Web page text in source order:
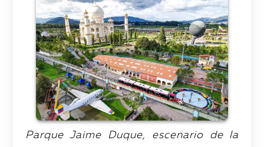
Parque Jaime Duque, escenario de la